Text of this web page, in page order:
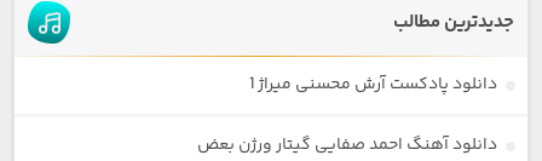
جدیدترین مطالب
دانلود پادکست آرش محسنی میراژ 1
دانلود آهنگ احمد صفایی گیتار ورژن بعض